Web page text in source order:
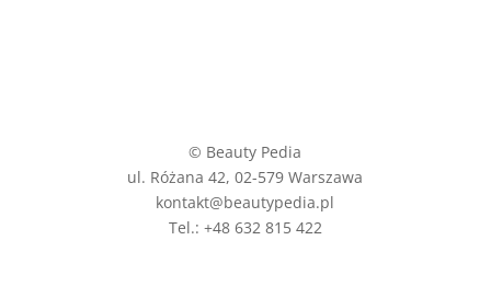
© Beauty Pedia
ul. Różana 42, 02-579 Warszawa
kontakt@beautypedia.pl
Tel.: +48 632 815 422